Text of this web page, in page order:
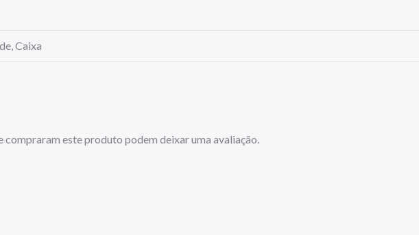
Caixa
compraram este produto podem deixar uma avaliação.